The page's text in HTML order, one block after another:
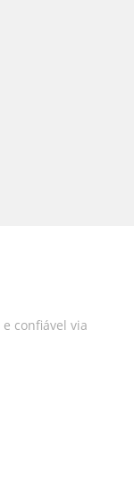
confiável via